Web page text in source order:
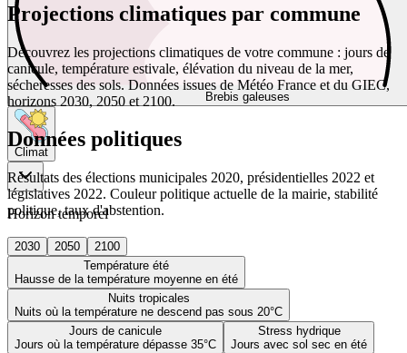
Brebis galeuses
Climat
Horizon temporel
2030 2050
2100
Température été
Hausse de la température moyenne en été
Nuits tropicales
Nuits où la température ne descend pas sous 20°C
Jours de canicule
Jours où la température dépasse 35°C
Stress hydrique
Jours avec sol sec en été
Projections climatiques par commune
Découvrez les projections climatiques de votre commune : jours de
canicule, température estivale, élévation du niveau de la mer,
sécheresses des sols. Données issues de Météo France et du GIEC,
horizons 2030, 2050 et 2100.
Données politiques
Résultats des élections municipales 2020, présidentielles 2022 et
législatives 2022. Couleur politique actuelle de la mairie, stabilité
politique, taux d'abstention.